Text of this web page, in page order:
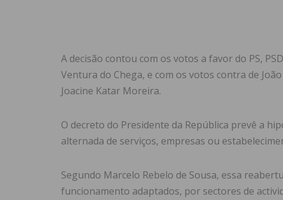
A decisão contou com os votos a favor do PS,
Ventura do Chega, e com os votos contra de
Joacine Katar Moreira.
O decreto do Presidente da República prevê a
alternada de serviços, empresas ou
Segundo Marcelo Rebelo de Sousa, essa
funcionamento adaptados, por sectores de